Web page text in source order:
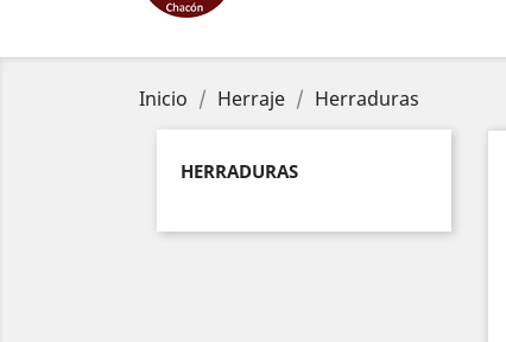
Inicio Herraje Herraduras
HERRADURAS